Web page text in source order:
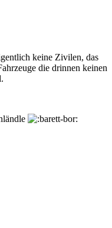
keine Zivilen, das
die drinnen keinen